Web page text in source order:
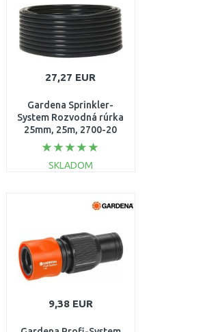
27,27 EUR
Gardena Sprinkler-
System Rozvodná rúrka
25mm, 25m, 2700-20
SKLADOM
9,38 EUR